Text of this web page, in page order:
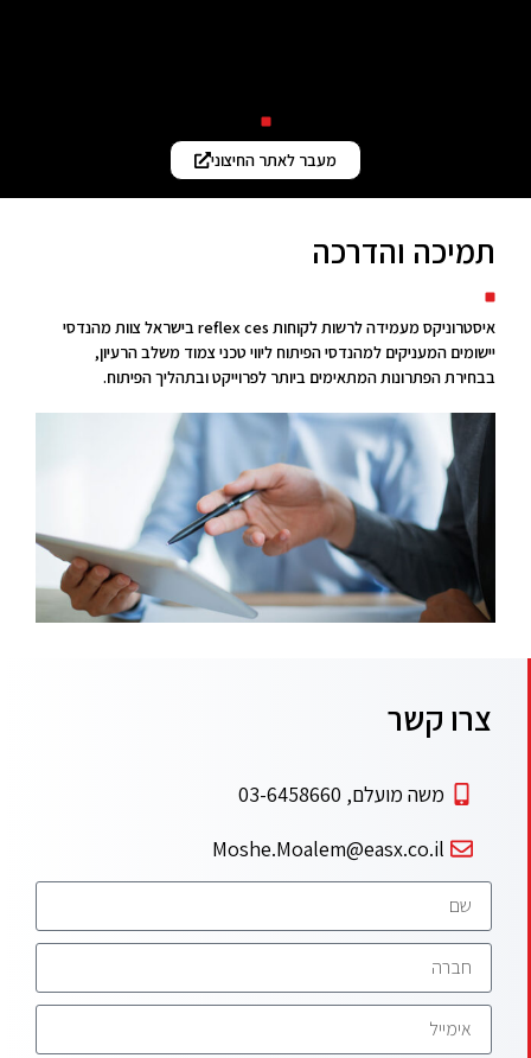
מעבר לאתר החיצוני
תמיכה והדרכה
איסטרוניקס מעמידה לרשות לקוחות reflex ces בישראל צוות מהנדסי
יישומים המעניקים למהנדסי הפיתוח ליווי טכני צמוד משלב הרעיון,
בבחירת הפתרונות המתאימים ביותר לפרוייקט ובתהליך הפיתוח.
צרו קשר
משה מועלם, 03-6458660
Moshe.Moalem@easx.co.il